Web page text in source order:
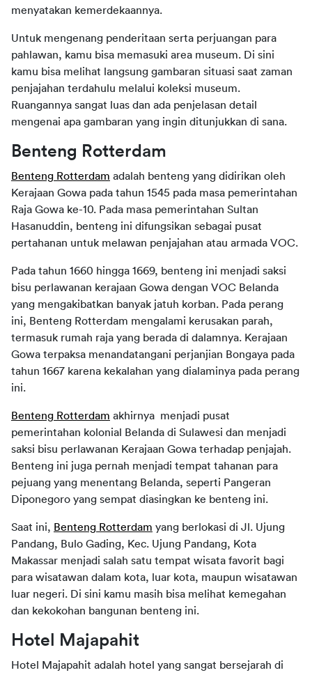
menyatakan kemerdekaannya.
Untuk mengenang penderitaan serta perjuangan para
pahlawan, kamu bisa memasuki area museum. Di sini
kamu bisa melihat langsung gambaran situasi saat zaman
penjajahan terdahulu melalui koleksi museum.
Ruangannya sangat luas dan ada penjelasan detail
mengenai apa gambaran yang ingin ditunjukkan di sana.
Benteng Rotterdam
Benteng Rotterdam adalah benteng yang didirikan oleh
Kerajaan Gowa pada tahun 1545 pada masa pemerintahan
Raja Gowa ke-10. Pada masa pemerintahan Sultan
Hasanuddin, benteng ini difungsikan sebagai pusat
pertahanan untuk melawan penjajahan atau armada VOC.
Pada tahun 1660 hingga 1669, benteng ini menjadi saksi
bisu perlawanan kerajaan Gowa dengan VOC Belanda
yang mengakibatkan banyak jatuh korban. Pada perang
ini, Benteng Rotterdam mengalami kerusakan parah,
termasuk rumah raja yang berada di dalamnya. Kerajaan
Gowa terpaksa menandatangani perjanjian Bongaya pada
tahun 1667 karena kekalahan yang dialaminya pada perang
ini.
Benteng Rotterdam akhirnya menjadi pusat
pemerintahan kolonial Belanda di Sulawesi dan menjadi
saksi bisu perlawanan Kerajaan Gowa terhadap penjajah.
Benteng ini juga pernah menjadi tempat tahanan para
pejuang yang menentang Belanda, seperti Pangeran
Diponegoro yang sempat diasingkan ke benteng ini.
Saat ini, Benteng Rotterdam yang berlokasi di Jl. Ujung
Pandang, Bulo Gading, Kec. Ujung Pandang, Kota
Makassar menjadi salah satu tempat wisata favorit bagi
para wisatawan dalam kota, luar kota, maupun wisatawan
luar negeri. Di sini kamu masih bisa melihat kemegahan
dan kekokohan bangunan benteng ini.
Hotel Majapahit
Hotel Majapahit adalah hotel yang sangat bersejarah di